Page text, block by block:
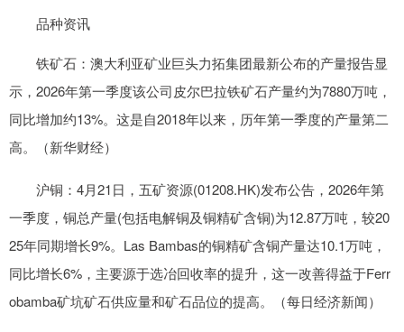
品种资讯
铁矿石：澳大利亚矿业巨头力拓集团最新公布的产量报告显
示，2026年第一季度该公司皮尔巴拉铁矿石产量约为7880万吨，
同比增加约13%。这是自2018年以来，历年第一季度的产量第二
高。（新华财经）
沪铜：4月21日，五矿资源(01208.HK)发布公告，2026年第
一季度，铜总产量(包括电解铜及铜精矿含铜)为12.87万吨，较20
25年同期增长9%。Las Bambas的铜精矿含铜产量达10.1万吨，
同比增长6%，主要源于选冶回收率的提升，这一改善得益于Ferr
obamba矿坑矿石供应量和矿石品位的提高。（每日经济新闻）